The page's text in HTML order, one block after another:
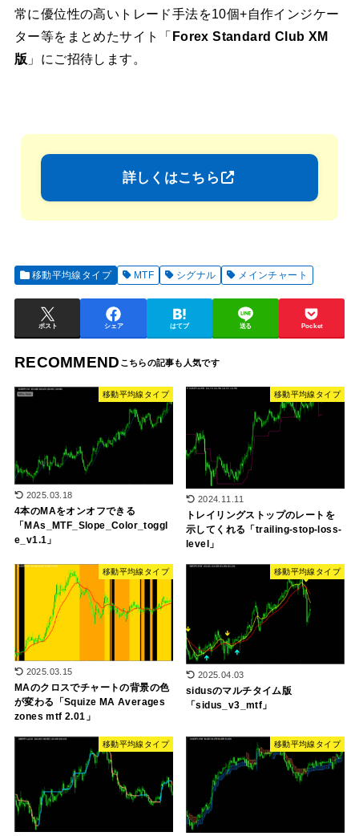
常に優位性の高いトレード手法を10個+自作インジケー
ター等をまとめたサイト「 Forex Standard Club XM
版 」にご招待します。
詳しくはこちら
移動平均線タイプ MTF シグナル メインチャート
ポスト シェア はてブ 送る Pocket
RECOMMEND
移動平均線タイプ
2025.03.18
4本のMAをオンオフできる
「MAs_MTF_Slope_Color_toggl
e_v1.1」
移動平均線タイプ
2024.11.11
トレイリングストップのレートを
示してくれる「trailing-stop-loss-
level」
移動平均線タイプ
2025.03.15
MAのクロスでチャートの背景の色
が変わる「Squize MA Averages
zones mtf 2.01」
移動平均線タイプ
2025.04.03
sidusのマルチタイム版
「sidus_v3_mtf」
移動平均線タイプ 移動平均線タイプ